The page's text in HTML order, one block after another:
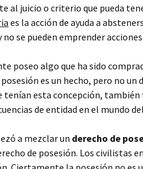
al juicio o criterio que pueda
es la acción de ayuda a
no se pueden emprender
poseo algo que ha sido
es un hecho, pero no un
tenían esta concepción,
de entidad en el mundo
a mezclar un derecho de
de posesión. Los civilistas